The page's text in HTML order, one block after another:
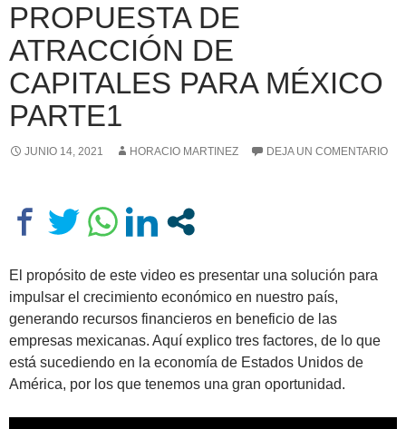
PROPUESTA DE
ATRACCIÓN DE
CAPITALES PARA MÉXICO
PARTE1
JUNIO 14, 2021 HORACIO MARTINEZ DEJA UN COMENTARIO
El propósito de este video es presentar una solución para
impulsar el crecimiento económico en nuestro país,
generando recursos financieros en beneficio de las
empresas mexicanas. Aquí explico tres factores, de lo que
está sucediendo en la economía de Estados Unidos de
América, por los que tenemos una gran oportunidad.